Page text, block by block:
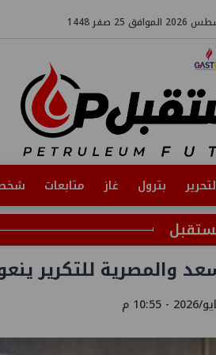
بترول غاز متابعات
والمصرية للتكرير